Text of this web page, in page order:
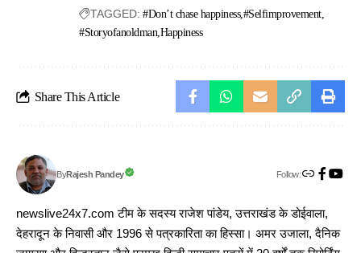
TAGGED: #Don’t chase happiness #Selfimprovement
#Storyofanoldman Happiness
Share This Article
ByRajesh Pandey Follow:
newslive24x7.com टीम के सदस्य राजेश पांडेय, उत्तराखंड के डोईवाला,
देहरादून के निवासी और 1996 से पत्रकारिता का हिस्सा। अमर उजाला, दैनिक